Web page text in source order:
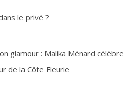
le privé ?
glamour : Malika Ménard célèbre
de la Côte Fleurie